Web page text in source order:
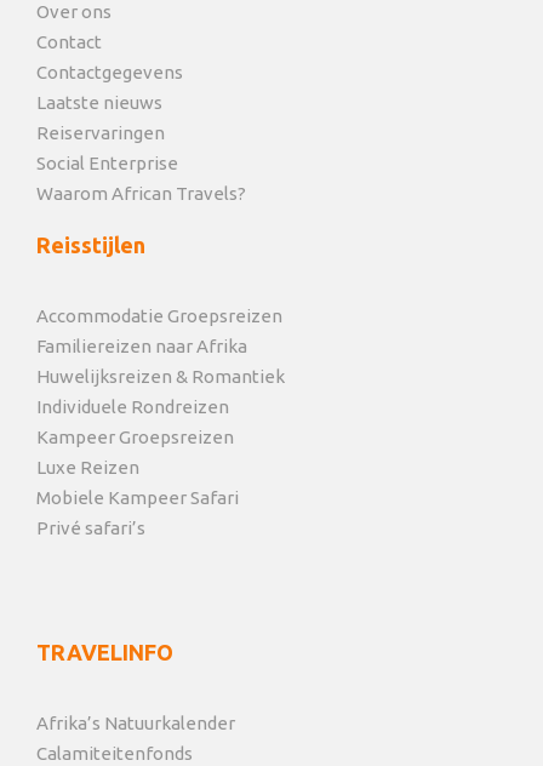
Over ons
Contact
Contactgegevens
Laatste nieuws
Reiservaringen
Social Enterprise
Waarom African Travels?
Reisstijlen
Accommodatie Groepsreizen
Familiereizen naar Afrika
Huwelijksreizen & Romantiek
Individuele Rondreizen
Kampeer Groepsreizen
Luxe Reizen
Mobiele Kampeer Safari
Privé safari’s
TRAVELINFO
Afrika’s Natuurkalender
Calamiteitenfonds